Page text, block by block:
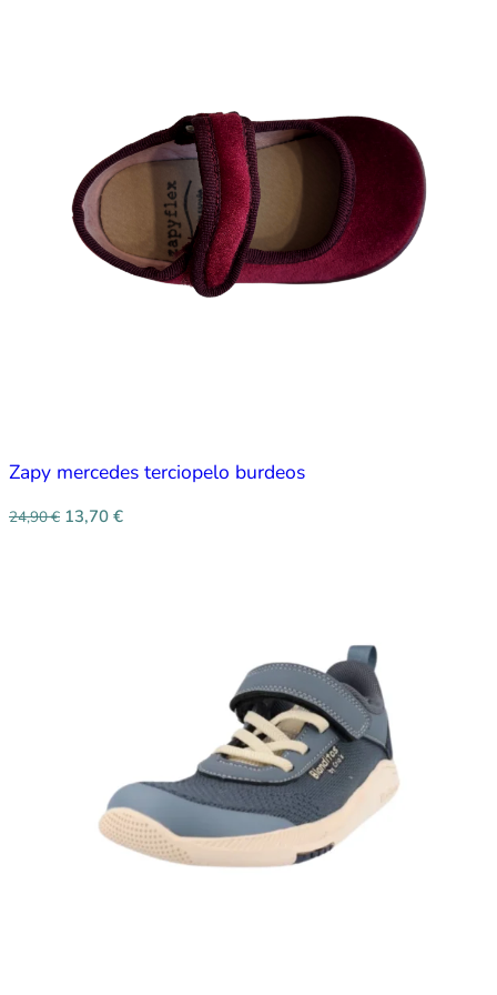
Zapy mercedes terciopelo burdeos
24,90€ 13,70 €